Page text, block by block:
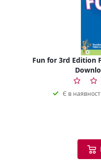
Fun for 3rd Edition
Є в наявності